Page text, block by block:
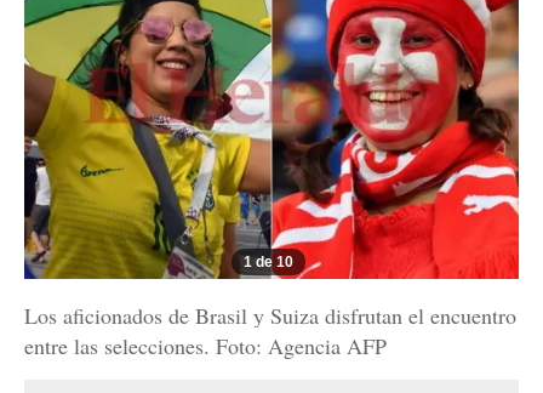
1 de 10
Los aficionados de Brasil y Suiza disfrutan el encuentro
entre las selecciones. Foto: Agencia AFP